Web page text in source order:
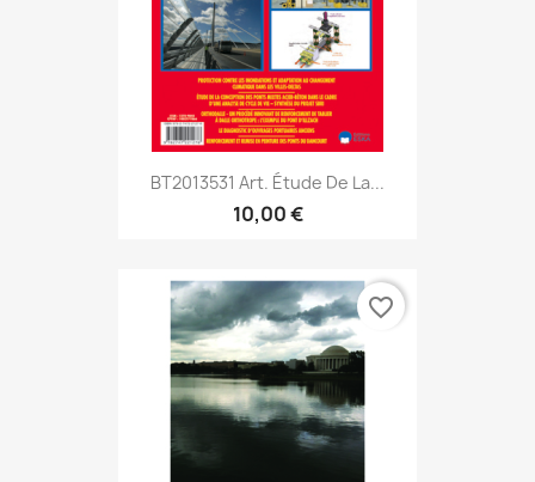
BT2013531 Art. Étude De La...
10,00 €
favorite_border